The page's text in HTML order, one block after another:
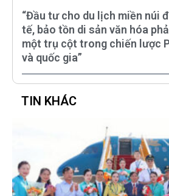
“Đầu tư cho du lịch miền núi
tế, bảo tồn di sản văn hóa
một trụ cột trong chiến lược
và quốc gia”
TIN KHÁC